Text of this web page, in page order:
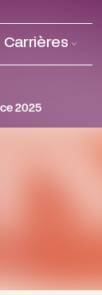
Carrières
2025